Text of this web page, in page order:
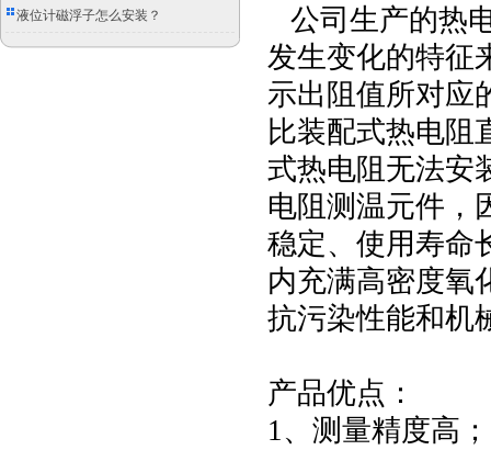
液位计磁浮子怎么安装？
公司生产的热
发生变化的特征
示出阻值所对应
比装配式热电阻
式热电阻无法安
电阻测温元件，
稳定、使用寿命
内充满高密度氧
抗污染性能和机
产品优点：
1、测量精度高；